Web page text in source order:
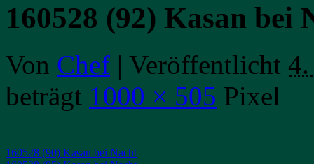
160528 (92) Kasan bei
Von Chef | Veröffentlicht
beträgt 1000 × 505 Pixel
160528 (90) Kasan bei Nacht